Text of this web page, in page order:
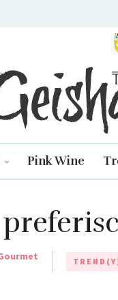
Pink Wine